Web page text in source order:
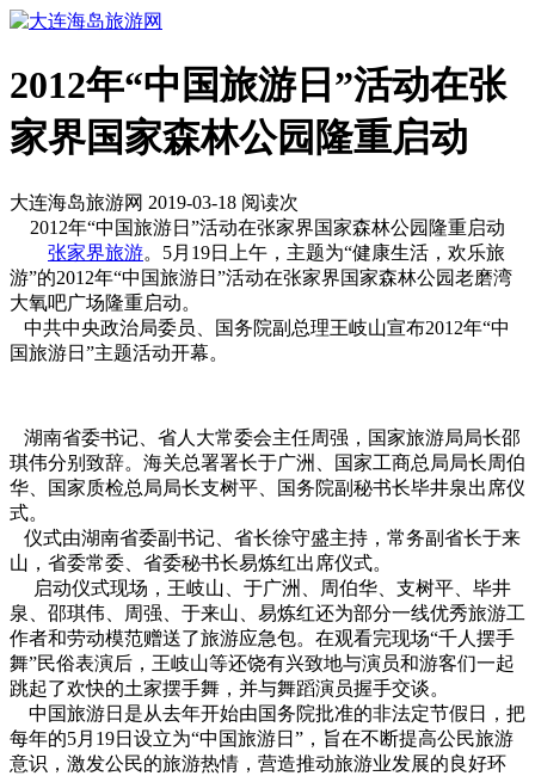
2012年“中国旅游日”活动在张
家界国家森林公园隆重启动
大连海岛旅游网 2019-03-18 阅读次
2012年“中国旅游日”活动在张家界国家森林公园隆重启动
张家界旅游。5月19日上午，主题为“健康生活，欢乐旅
游”的2012年“中国旅游日”活动在张家界国家森林公园老磨湾
大氧吧广场隆重启动。
中共中央政治局委员、国务院副总理王岐山宣布2012年“中
国旅游日”主题活动开幕。
湖南省委书记、省人大常委会主任周强，国家旅游局局长邵
琪伟分别致辞。海关总署署长于广洲、国家工商总局局长周伯
华、国家质检总局局长支树平、国务院副秘书长毕井泉出席仪
式。
仪式由湖南省委副书记、省长徐守盛主持，常务副省长于来
山，省委常委、省委秘书长易炼红出席仪式。
启动仪式现场，王岐山、于广洲、周伯华、支树平、毕井
泉、邵琪伟、周强、于来山、易炼红还为部分一线优秀旅游工
作者和劳动模范赠送了旅游应急包。在观看完现场“千人摆手
舞”民俗表演后，王岐山等还饶有兴致地与演员和游客们一起
跳起了欢快的土家摆手舞，并与舞蹈演员握手交谈。
中国旅游日是从去年开始由国务院批准的非法定节假日，把
每年的5月19日设立为“中国旅游日”，旨在不断提高公民旅游
意识，激发公民的旅游热情，营造推动旅游业发展的良好环